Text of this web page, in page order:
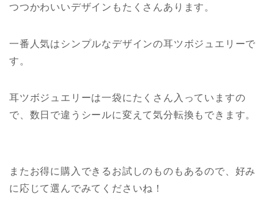
つつかわいいデザインもたくさんあります。
一番人気はシンプルなデザインの耳ツボジュエリーで
す。
耳ツボジュエリーは一袋にたくさん入っていますの
で、数日で違うシールに変えて気分転換もできます。
またお得に購入できるお試しのものもあるので、好み
に応じて選んでみてくださいね！